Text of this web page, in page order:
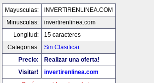
Mayusculas:
INVERTIRENLINEA.COM
Minusculas:
invertirenlinea.com
Longitud:
15 caracteres
Categorias:
Sin Clasificar
Precio:
Realizar una oferta!
Visitar!
invertirenlinea.com